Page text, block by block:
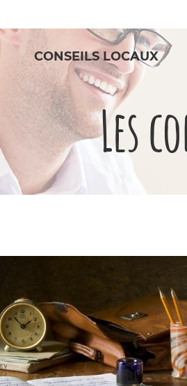
CONSEILS LOCAUX
Les